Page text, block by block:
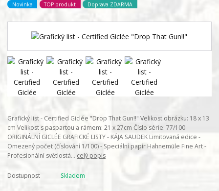
Novinka TOP produkt Doprava ZDARMA
Grafický list - Certified Giclée "Drop That Gun!!" Velikost obrázku: 18 x 13
cm Velikost s paspartou a rámem: 21 x 27cm Číslo série: 77/100
ORIGINÁLNÍ GICLÉE GRAFICKÉ LISTY - KÁJA SAUDEK Limitovaná edice -
Omezený počet (číslování 1/100) - Speciální papír Hahnemüle Fine Art -
Profesionální světlostá... celý popis
Dostupnost Skladem